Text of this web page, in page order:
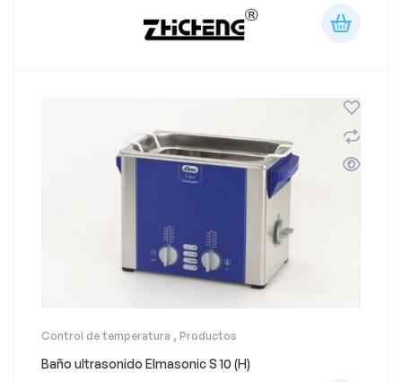
Control de temperatura , Productos
Baño ultrasonido Elmasonic S 10 (H)